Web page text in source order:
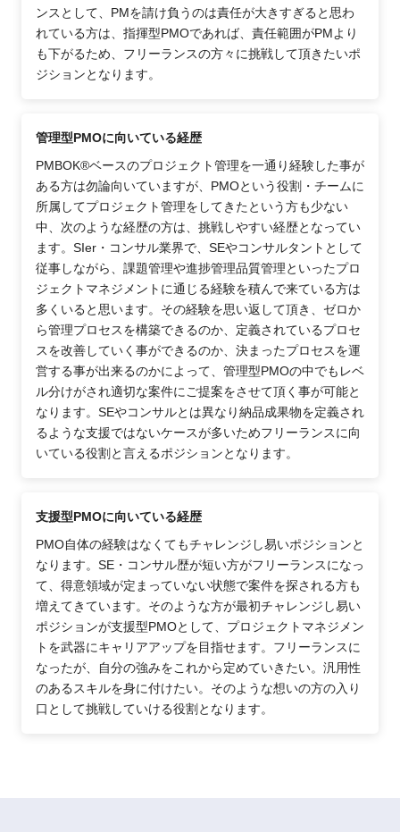
ンスとして、PMを請け負うのは責任が大きすぎると思わ
れている方は、指揮型PMOであれば、責任範囲がPMより
も下がるため、フリーランスの方々に挑戦して頂きたいポ
ジションとなります。
管理型PMOに向いている経歴
PMBOK®ベースのプロジェクト管理を一通り経験した事が
ある方は勿論向いていますが、PMOという役割・チームに
所属してプロジェクト管理をしてきたという方も少ない
中、次のような経歴の方は、挑戦しやすい経歴となってい
ます。SIer・コンサル業界で、SEやコンサルタントとして
従事しながら、課題管理や進捗管理品質管理といったプロ
ジェクトマネジメントに通じる経験を積んで来ている方は
多くいると思います。その経験を思い返して頂き、ゼロか
ら管理プロセスを構築できるのか、定義されているプロセ
スを改善していく事ができるのか、決まったプロセスを運
営する事が出来るのかによって、管理型PMOの中でもレベ
ル分けがされ適切な案件にご提案をさせて頂く事が可能と
なります。SEやコンサルとは異なり納品成果物を定義され
るような支援ではないケースが多いためフリーランスに向
いている役割と言えるポジションとなります。
支援型PMOに向いている経歴
PMO自体の経験はなくてもチャレンジし易いポジションと
なります。SE・コンサル歴が短い方がフリーランスになっ
て、得意領域が定まっていない状態で案件を探される方も
増えてきています。そのような方が最初チャレンジし易い
ポジションが支援型PMOとして、プロジェクトマネジメン
トを武器にキャリアアップを目指せます。フリーランスに
なったが、自分の強みをこれから定めていきたい。汎用性
のあるスキルを身に付けたい。そのような想いの方の入り
口として挑戦していける役割となります。